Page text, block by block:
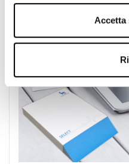
Accetta
farmaceutica.